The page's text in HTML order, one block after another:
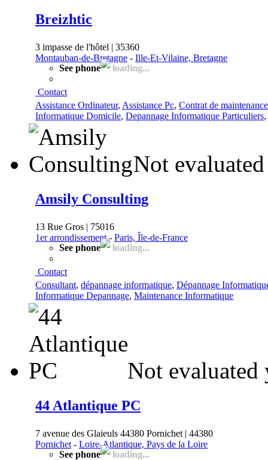
Breizhtic
3 impasse de l'hôtel | 35360
Montauban-de-Bretagne - Ille-Et-Vilaine, Bretagne
See phone
loading...
Contact
Assistance Ordinateur, Assistance Pc, Contrat de
Informatique Domicile, Depannage Informatique Particuliers,
Not
Amsily Consulting
13 Rue Gros | 75016
1er arrondissement- Paris, Île-de-France
See phone
loading...
Contact
Consultant, dépannage informatique, Dépannage
Informatique Depannage, Maintenance Informatique
Not evaluated
44 Atlantique PC
7 avenue des Glaieuls 44380 Pornichet | 44380
Pornichet - Loire-Atlantique, Pays de la Loire
See phone
loading...